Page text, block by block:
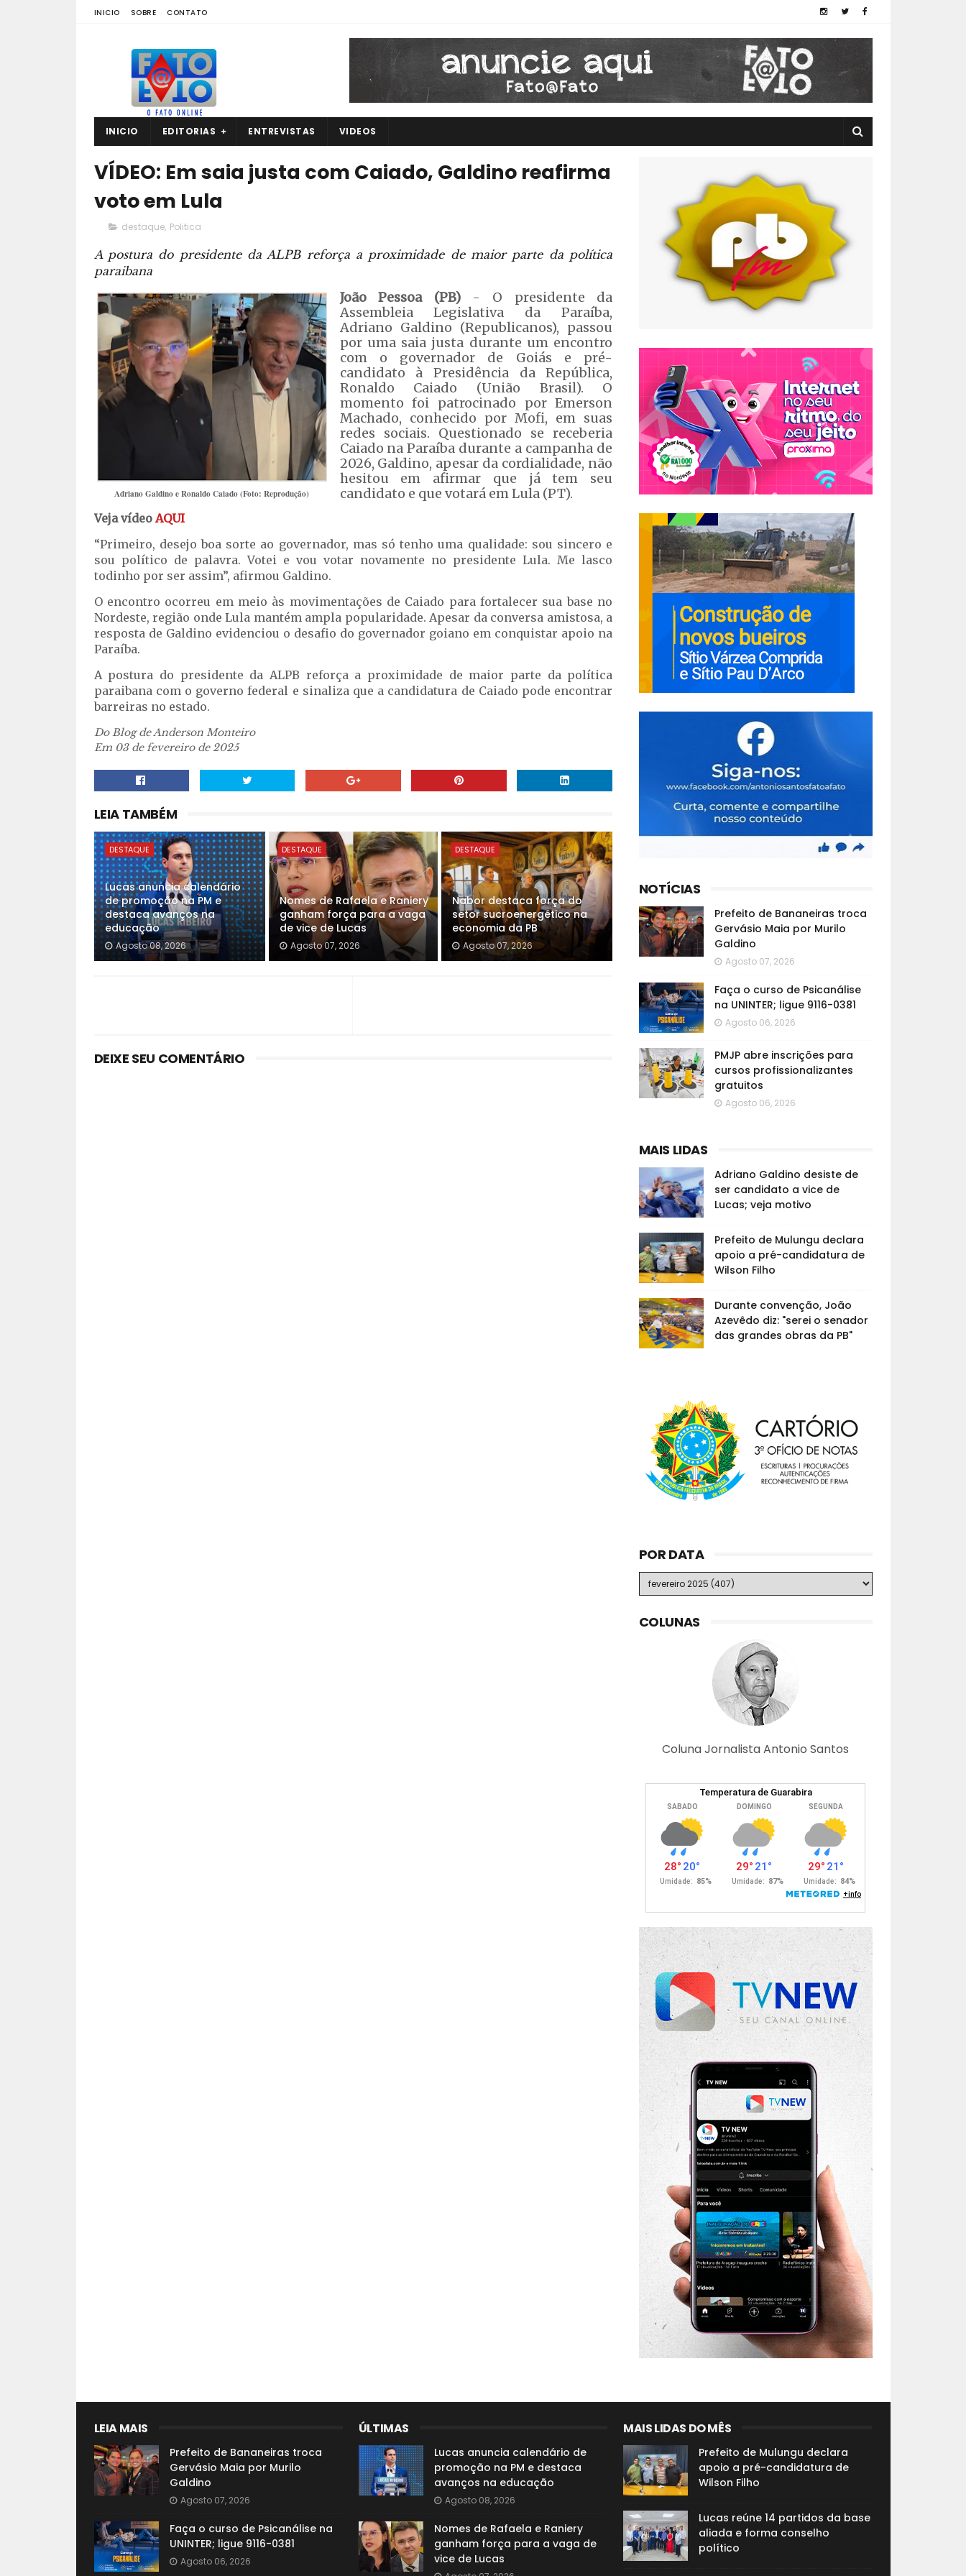
INICIO SOBRE CONTATO
INICIO EDITORIAS ENTREVISTAS VIDEOS
VÍDEO: Em saia justa com Caiado, Galdino reafirma
voto em Lula
destaque, Politica
A postura do presidente da ALPB reforça a proximidade de maior parte da política
paraibana
Adriano Galdino e Ronaldo Caiado (Foto: Reprodução)
João Pessoa (PB)- O presidente da
Assembleia Legislativa da Paraíba,
Adriano Galdino (Republicanos), passou
por uma saia justa durante um encontro
com o governador de Goiás e pré-
candidato à Presidência da República,
Ronaldo Caiado (União Brasil). O
momento foi patrocinado por Emerson
Machado, conhecido por Mofi, em suas
redes sociais. Questionado se receberia
Caiado na Paraíba durante a campanha de
2026, Galdino, apesar da cordialidade, não
hesitou em afirmar que já tem seu
candidato e que votará em Lula (PT).
Veja vídeoAQUI
“Primeiro, desejo boa sorte ao governador, mas só tenho uma qualidade: sou sincero e
sou político de palavra. Votei e vou votar novamente no presidente Lula. Me lasco
todinho por ser assim”, afirmou Galdino.
O encontro ocorreu em meio às movimentações de Caiado para fortalecer sua base no
Nordeste, região onde Lula mantém ampla popularidade. Apesar da conversa amistosa, a
resposta de Galdino evidenciou o desafio do governador goiano em conquistar apoio na
Paraíba.
A postura do presidente da ALPB reforça a proximidade de maior parte da política
paraibana com o governo federal e sinaliza que a candidatura de Caiado pode encontrar
barreiras no estado.
Do Blog de Anderson Monteiro
Em 03 de fevereiro de 2025
LEIA TAMBÉM
DESTAQUE
Lucas anuncia calendário
de promoção na PM e
destaca avanços na
educação
Agosto 08, 2026
DESTAQUE
Nomes de Rafaela e Raniery
ganham força para a vaga
de vice de Lucas
Agosto 07, 2026
DESTAQUE
Nabor destaca força do
setor sucroenergético na
economia da PB
Agosto 07, 2026
DEIXE SEU COMENTÁRIO
NOTÍCIAS
Prefeito de Bananeiras troca
Gervásio Maia por Murilo
Galdino
Agosto 07, 2026
Faça o curso de Psicanálise
na UNINTER; ligue 9116-0381
Agosto 06, 2026
PMJP abre inscrições para
cursos profissionalizantes
gratuitos
Agosto 06, 2026
MAIS LIDAS
Adriano Galdino desiste de
ser candidato a vice de
Lucas; veja motivo
Prefeito de Mulungu declara
apoio a pré-candidatura de
Wilson Filho
Durante convenção, João
Azevêdo diz: "serei o senador
das grandes obras da PB"
POR DATA
COLUNAS
Coluna Jornalista Antonio Santos
LEIA MAIS
Prefeito de Bananeiras troca
Gervásio Maia por Murilo
Galdino
Agosto 07, 2026
Faça o curso de Psicanálise na
UNINTER; ligue 9116-0381
Agosto 06, 2026
ÚLTIMAS
Lucas anuncia calendário de
promoção na PM e destaca
avanços na educação
Agosto 08, 2026
Nomes de Rafaela e Raniery
ganham força para a vaga de
vice de Lucas
MAIS LIDAS DO MÊS
Prefeito de Mulungu declara
apoio a pré-candidatura de
Wilson Filho
Lucas reúne 14 partidos da base
aliada e forma conselho
político